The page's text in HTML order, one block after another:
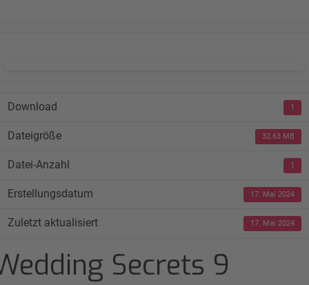
Download 1
Dateigröße 32.63 MB
Datei-Anzahl 1
Erstellungsdatum 17. Mai 2024
Zuletzt aktualisiert 17. Mai 2024
Secrets 9